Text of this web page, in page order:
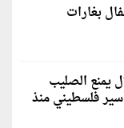
منهم 3 أطفال بغارات
يمنع الصليب
فلسطيني منذ